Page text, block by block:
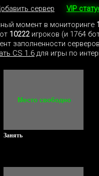
сервер VIP
момент в мониторинге
10222 игроков (и 1764
заполненности
CS 1.6 для игры по
Занять